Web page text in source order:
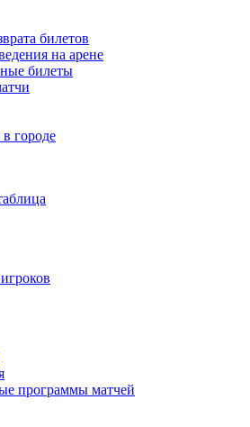
билетов
на арене
билеты
городе
программы матчей